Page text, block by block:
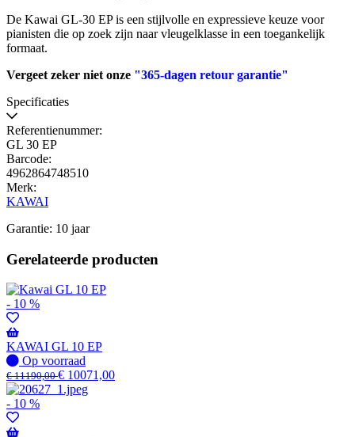
De Kawai GL-30 EP is een stijlvolle en expressieve keuze voor
pianisten die op zoek zijn naar vleugelklasse in een toegankelijk
formaat.
Vergeet zeker niet onze "365-dagen retour garantie"
Specificaties
Referentienummer:
GL 30 EP
Barcode:
4962864748510
Merk:
KAWAI
Garantie: 10 jaar
Gerelateerde producten
- 10 %
KAWAI GL 10 EP
Op
voorraad
Op voorraad
€11190,00€ 10071,00
- 10 %